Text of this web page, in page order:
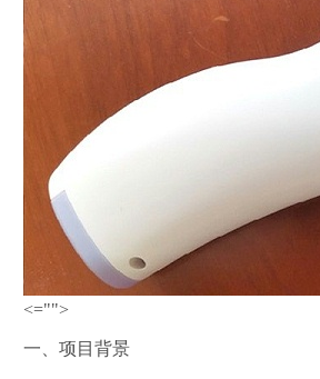
<="">
一、项目背景